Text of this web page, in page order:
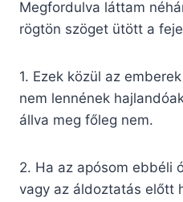
Megfordulva láttam
rögtön szöget ütött a
1. Ezek közül az
nem lennének
állva meg főleg nem.
2. Ha az apósom ebbéli
vagy az áldoztatás előtt